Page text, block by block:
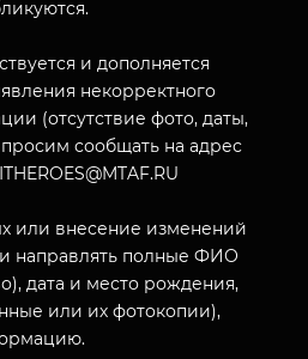
КОМПЛЕКС
и дополняется
некорректного
(отсутствие фото, даты,
сообщать на адрес
или внесение изменений
направлять полные ФИО
дата и место рождения,
или их фотокопии),